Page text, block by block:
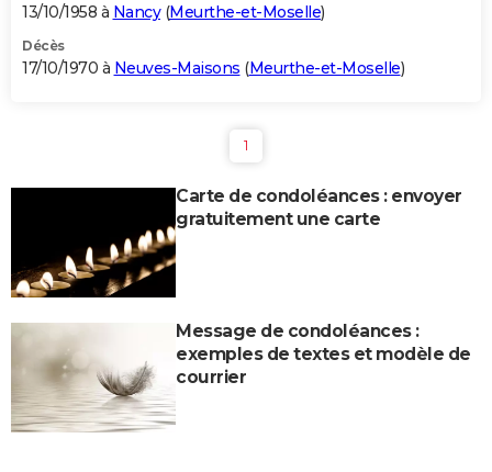
13/10/1958 à Nancy(Meurthe-et-Moselle)
Décès
17/10/1970 à Neuves-Maisons (Meurthe-et-Moselle)
1
Carte de condoléances : envoyer
gratuitement une carte
Message de condoléances :
exemples de textes et modèle de
courrier